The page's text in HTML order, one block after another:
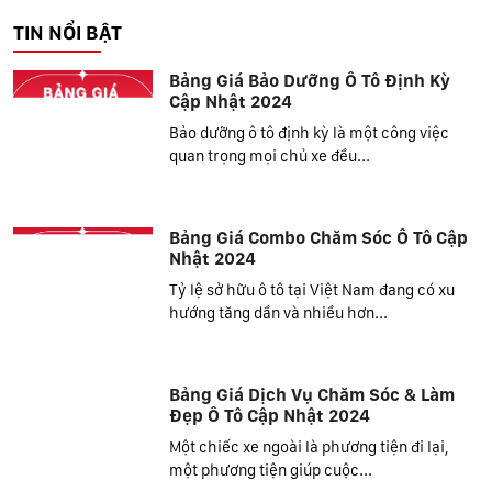
TIN NỔI BẬT
Bảng Giá Bảo Dưỡng Ô Tô Định Kỳ
Cập Nhật 2024
Bảo dưỡng ô tô định kỳ là một công việc
quan trọng mọi chủ xe đều...
Bảng Giá Combo Chăm Sóc Ô Tô Cập
Nhật 2024
Tỷ lệ sở hữu ô tô tại Việt Nam đang có xu
hướng tăng dần và nhiều hơn...
Bảng Giá Dịch Vụ Chăm Sóc & Làm
Đẹp Ô Tô Cập Nhật 2024
Một chiếc xe ngoài là phương tiện đi lại,
một phương tiện giúp cuộc...